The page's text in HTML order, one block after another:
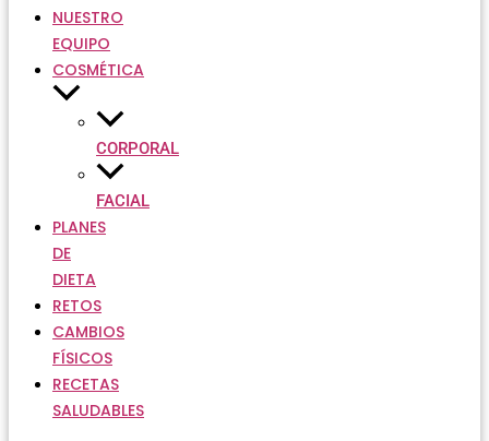
NUESTRO
EQUIPO
COSMÉTICA
CORPORAL
FACIAL
PLANES
DE
DIETA
RETOS
CAMBIOS
FÍSICOS
RECETAS
SALUDABLES